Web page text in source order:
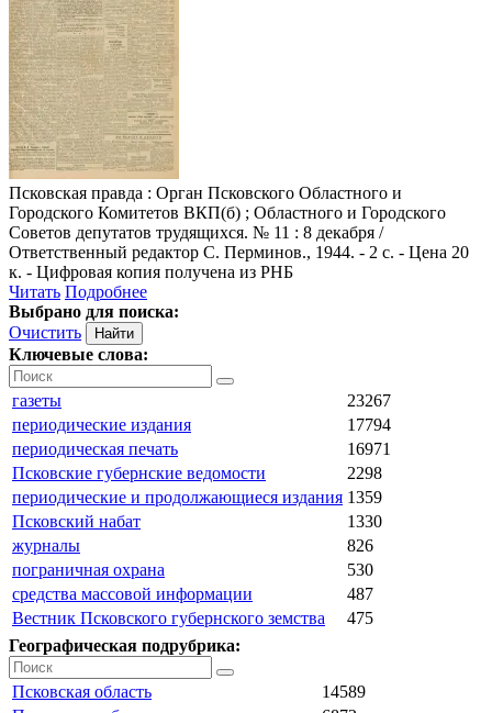
Псковская правда : Орган Псковского Областного и
Городского Комитетов ВКП(б) ; Областного и Городского
Советов депутатов трудящихся. № 11 : 8 декабря /
Ответственный редактор С. Перминов., 1944. - 2 с. - Цена 20
к. - Цифровая копия получена из РНБ
Читать Подробнее
Выбрано для поиска:
Очистить
Ключевые слова:
газеты
23267
периодические издания
17794
периодическая печать
16971
Псковские губернские ведомости
2298
периодические и продолжающиеся издания 1359
Псковский набат
1330
журналы
826
пограничная охрана
530
средства массовой информации
487
Вестник Псковского губернского земства
475
Географическая подрубрика:
Псковская область
14589